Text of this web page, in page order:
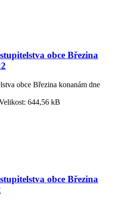
obce Březina
obce Březina konanám dne
644,56 kB
obce Březina